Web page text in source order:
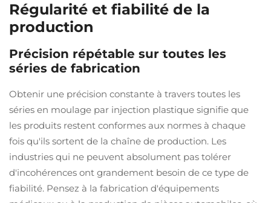
Régularité et fiabilité de la
production
Précision répétable sur toutes les
séries de fabrication
Obtenir une précision constante à travers toutes les
séries en moulage par injection plastique signifie que
les produits restent conformes aux normes à chaque
fois qu'ils sortent de la chaîne de production. Les
industries qui ne peuvent absolument pas tolérer
d'incohérences ont grandement besoin de ce type de
fiabilité. Pensez à la fabrication d'équipements